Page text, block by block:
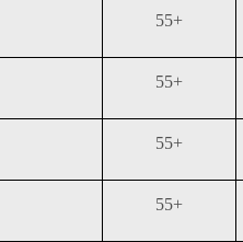
55+
55+
55+
55+